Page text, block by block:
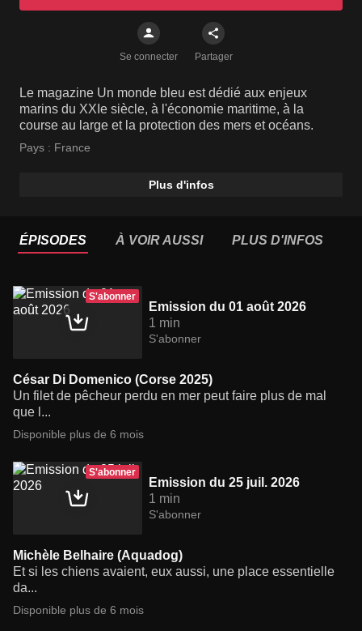
Se connecter Partager
Le magazine Un monde bleu est dédié aux enjeux
marins du XXIe siècle, à l'économie maritime, à la
course au large et la protection des mers et océans.
Pays : France
Plus d'infos
ÉPISODES À VOIR AUSSI PLUS D'INFOS
S'abonner
Emission du 01 août 2026
1 min
S'abonner
César Di Domenico (Corse 2025)
Un filet de pêcheur perdu en mer peut faire plus de mal
que l...
Disponible plus de 6 mois
S'abonner
Emission du 25 juil. 2026
1 min
S'abonner
Michèle Belhaire (Aquadog)
Et si les chiens avaient, eux aussi, une place essentielle
da...
Disponible plus de 6 mois